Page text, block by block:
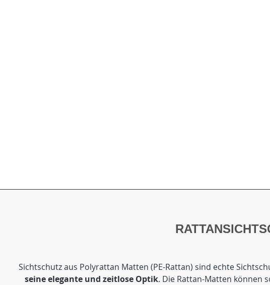
Sichtschutz aus Polyrattan Matten (PE-Rattan) sind echte
seine elegante und zeitlose Optik. Die Rattan-Matten können